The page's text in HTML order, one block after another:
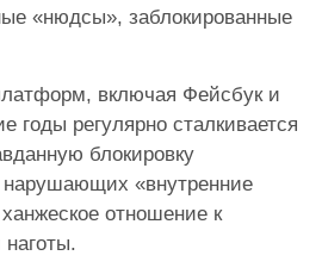
«нюдсы», заблокированные
включая Фейсбук и
годы регулярно сталкивается
блокировку
«внутренние
отношение к